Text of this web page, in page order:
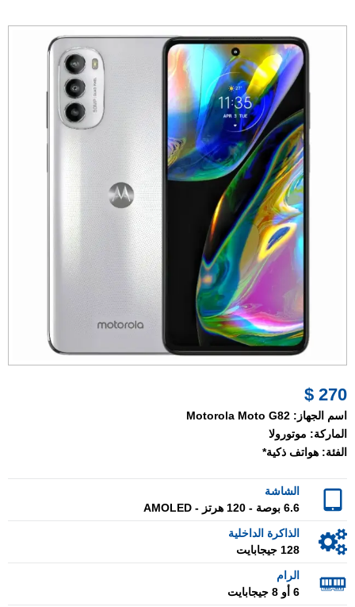
270 $
اسم الجهاز: Motorola Moto G82
الماركة: موتورولا
الفئة: هواتف ذكية*
الشاشة
6.6 بوصة - 120 هرتز - AMOLED
الذاكرة الداخلية
128 جيجابايت
الرام
6 أو 8 جيجابايت